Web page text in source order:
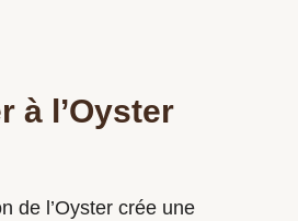
à l’Oyster
de l’Oyster crée une